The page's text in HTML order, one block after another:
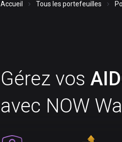
Accueil Tous les portefeuilles
Gérez vos
avec NOW